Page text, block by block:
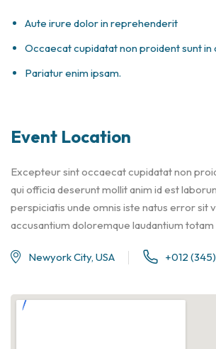
Aute irure dolor in reprehenderit
Occaecat cupidatat non proident sunt in
Pariatur enim ipsam.
Event Location
Excepteur sint occaecat cupidatat non
qui officia deserunt mollit anim id est
perspiciatis unde omnis iste natus error sit
accusantium doloremque laudantium
Newyork City, USA +012